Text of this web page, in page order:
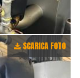
SCARICA FOTO